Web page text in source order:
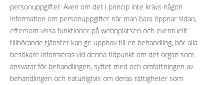
personuppgifter. Även om det i princip inte krävs någon
information om personuppgifter när man bara öppnar sidan,
eftersom vissa funktioner på webbplatsen och eventuellt
tillhörande tjänster kan ge upphov till en behandling, bör alla
besökare informeras vid denna tidpunkt om det organ som
ansvarar för behandlingen, syftet med och omfattningen av
behandlingen och naturligtvis om deras rättigheter som